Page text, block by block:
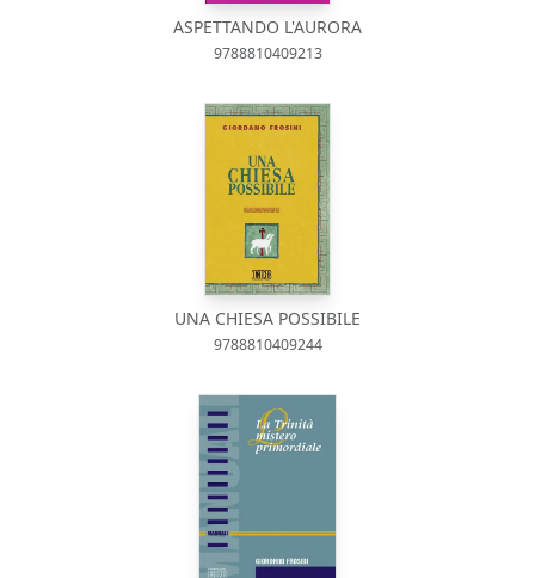
ASPETTANDO L'AURORA
9788810409213
UNA CHIESA POSSIBILE
9788810409244